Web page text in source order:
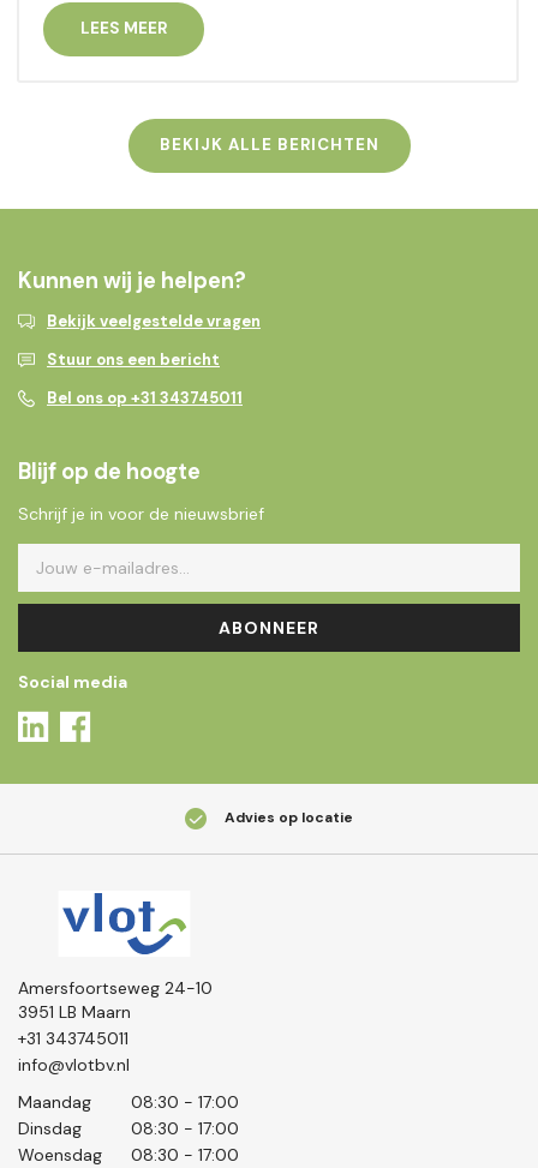
LEES MEER
BEKIJK ALLE BERICHTEN
Kunnen wij je helpen?
Bekijk veelgestelde vragen
Stuur ons een bericht
Bel ons op +31 343745011
Blijf op de hoogte
Schrijf je in voor de nieuwsbrief
ABONNEER
Social media
Advies op locatie
Amersfoortseweg 24-10
3951 LB Maarn
+31 343745011
info@vlotbv.nl
Maandag
08:30 - 17:00
Dinsdag
08:30 - 17:00
Woensdag
08:30 - 17:00